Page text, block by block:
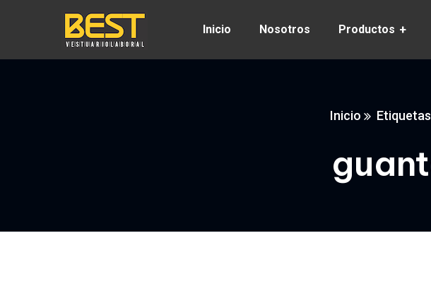
Inicio Nosotros Productos
Inicio